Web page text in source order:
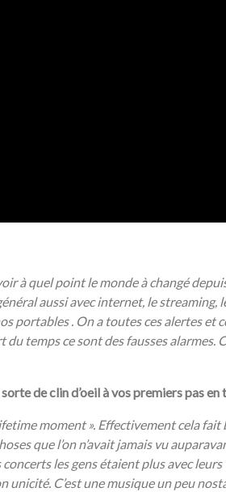
à quel point le monde à changé
aussi avec internet, le
portables . On a toutes ces alertes
temps ce sont des fausses
de clin d’oeil à vos premiers pas
moment ». Effectivement cela
que l’on n’avait jamais vu
les gens étaient plus avec
C’est une musique un peu